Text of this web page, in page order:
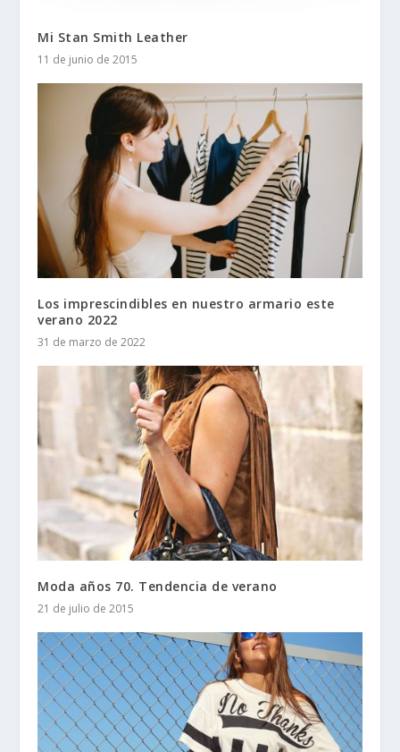
Mi Stan Smith Leather
11 de junio de 2015
Los imprescindibles en nuestro armario este
verano 2022
31 de marzo de 2022
Moda años 70. Tendencia de verano
21 de julio de 2015